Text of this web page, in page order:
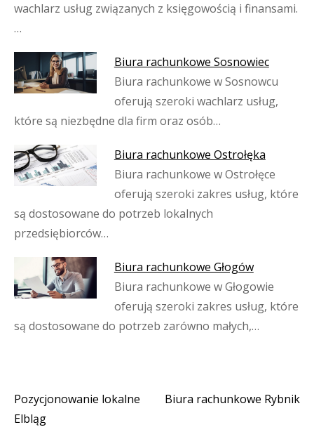
wachlarz usług związanych z księgowością i finansami.
…
Biura rachunkowe Sosnowiec
Biura rachunkowe w Sosnowcu
oferują szeroki wachlarz usług,
które są niezbędne dla firm oraz osób…
Biura rachunkowe Ostrołęka
Biura rachunkowe w Ostrołęce
oferują szeroki zakres usług, które
są dostosowane do potrzeb lokalnych
przedsiębiorców…
Biura rachunkowe Głogów
Biura rachunkowe w Głogowie
oferują szeroki zakres usług, które
są dostosowane do potrzeb zarówno małych,…
Nawigacja
Pozycjonowanie lokalne
Elbląg
Biura rachunkowe Rybnik